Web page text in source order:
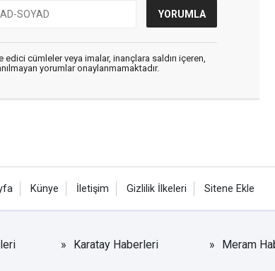
cümleler veya imalar, inançlara saldırı içeren,
yorumlar onaylanmamaktadır.
Künye İletişim Gizlilik İlkeleri Sitene Ekle
Karatay Haberleri Meram